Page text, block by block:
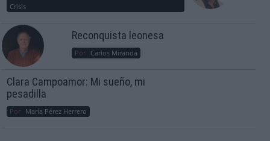
Crisis
Reconquista leonesa
Por Carlos Miranda
Clara Campoamor: Mi sueño, mi
pesadilla
Por María Pérez Herrero